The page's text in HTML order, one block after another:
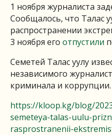
1 ноября журналиста
Сообщалось, что Талас
распространении
3 ноября его отпустили
Семетей Талас уулу
независимого
криминала и коррупции.
https://kloop.kg/blog/
semeteya-talas-uulu-
rasprostranenii-